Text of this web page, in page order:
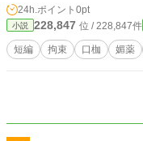
24h.ポイント 0pt
小説 228,847 位 / 228,847件
短編 拘束 口枷 媚薬